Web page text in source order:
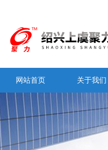
网站首页 关于我们